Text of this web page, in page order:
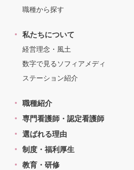
職種から探す
私たちについて
経営理念・風土
数字で見るソフィアメディ
ステーション紹介
職種紹介
専門看護師・認定看護師
選ばれる理由
制度・福利厚生
教育・研修